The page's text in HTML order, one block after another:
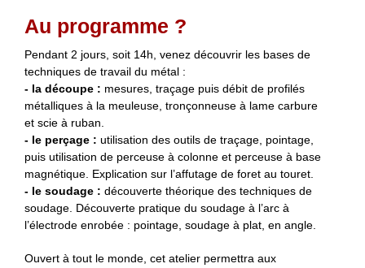
Au programme ?
Pendant 2 jours, soit 14h, venez découvrir les bases de
techniques de travail du métal :
- la découpe : mesures, traçage puis débit de profilés
métalliques à la meuleuse, tronçonneuse à lame carbure
et scie à ruban.
- le perçage : utilisation des outils de traçage, pointage,
puis utilisation de perceuse à colonne et perceuse à base
magnétique. Explication sur l’affutage de foret au touret.
- le soudage : découverte théorique des techniques de
soudage. Découverte pratique du soudage à l’arc à
l’électrode enrobée : pointage, soudage à plat, en angle.
Ouvert à tout le monde, cet atelier permettra aux